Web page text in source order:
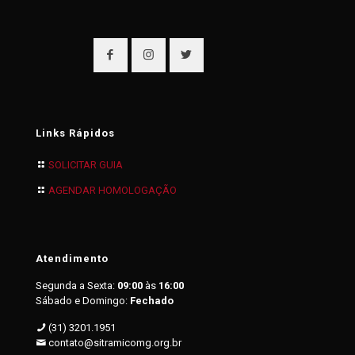
Links Rápidos
SOLICITAR GUIA
AGENDAR HOMOLOGAÇÃO
Atendimento
Segunda a Sexta: 09:00 às 16:00
Sábado e Domingo: Fechado
(31) 3201.1951
contato@sitramicomg.org.br